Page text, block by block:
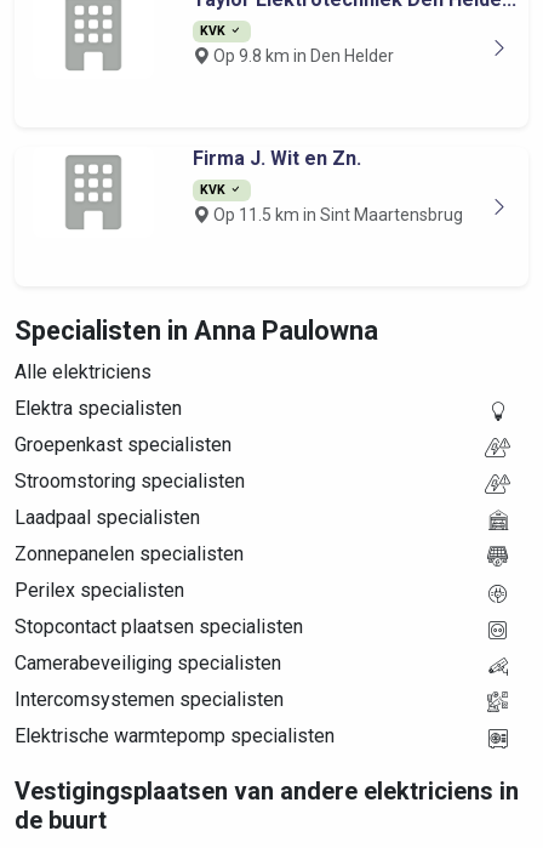
KVK
Op 9.8 km in Den Helder
Firma J. Wit en Zn.
KVK
Op 11.5 km in Sint Maartensbrug
Specialisten in Anna Paulowna
Alle elektriciens
Elektra specialisten
Groepenkast specialisten
Stroomstoring specialisten
Laadpaal specialisten
Zonnepanelen specialisten
Perilex specialisten
Stopcontact plaatsen specialisten
Camerabeveiliging specialisten
Intercomsystemen specialisten
Elektrische warmtepomp specialisten
Vestigingsplaatsen van andere elektriciens in
de buurt